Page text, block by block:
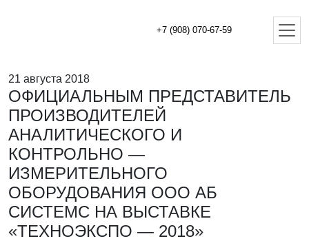
+7 (908) 070-67-59
21 августа 2018
ОФИЦИАЛЬНЫМ ПРЕДСТАВИТЕЛЬ
ПРОИЗВОДИТЕЛЕЙ
АНАЛИТИЧЕСКОГО И
КОНТРОЛЬНО —
ИЗМЕРИТЕЛЬНОГО
ОБОРУДОВАНИЯ ООО АБ
СИСТЕМС НА ВЫСТАВКЕ
«ТЕХНОЭКСПО — 2018»